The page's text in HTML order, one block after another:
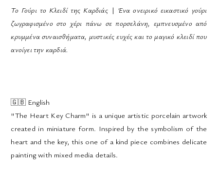
Το Γούρι το Κλειδί της Καρδιάς| Ένα ονειρικό εικαστικό γούρι
ζωγραφισμένο στο χέρι πάνω σε πορσελάνη, εμπνευσμένο από
κρυμμένα συναισθήματα, μυστικές ευχές και το μαγικό κλειδί που
ανοίγει την καρδιά.
🇬🇧 English
"The Heart Key Charm" is a unique artistic porcelain artwork
created in miniature form. Inspired by the symbolism of the
heart and the key, this one of a kind piece combines delicate
painting with mixed media details.